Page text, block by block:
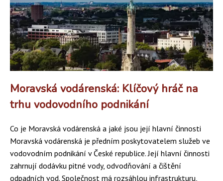
Moravská vodárenská: Klíčový hráč na
trhu vodovodního podnikání
Co je Moravská vodárenská a jaké jsou její hlavní činnosti
Moravská vodárenská je předním poskytovatelem služeb ve
vodovodním podnikání v České republice. Její hlavní činnosti
zahrnují dodávku pitné vody, odvodňování a čištění
odpadních vod. Společnost má rozsáhlou infrastrukturu,